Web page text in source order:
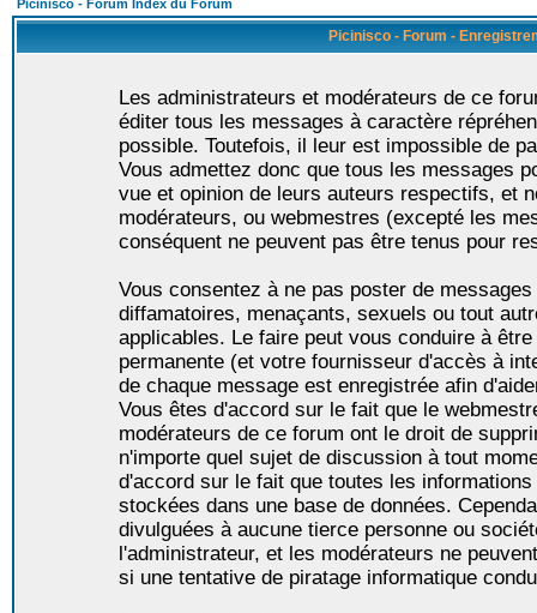
Picinisco - Forum Index du Forum
Picinisco - Forum -
Les administrateurs et modérateurs de ce
éditer tous les messages à caractère
possible. Toutefois, il leur est impossible de
Vous admettez donc que tous les messages
vue et opinion de leurs auteurs respectifs, et
modérateurs, ou webmestres (excepté les
conséquent ne peuvent pas être tenus pour
Vous consentez à ne pas poster de
diffamatoires, menaçants, sexuels ou tout
applicables. Le faire peut vous conduire à
permanente (et votre fournisseur d'accès à
de chaque message est enregistrée afin
Vous êtes d'accord sur le fait que le
modérateurs de ce forum ont le droit de
n'importe quel sujet de discussion à tout
d'accord sur le fait que toutes les
stockées dans une base de données.
divulguées à aucune tierce personne ou
l'administrateur, et les modérateurs ne
si une tentative de piratage informatique